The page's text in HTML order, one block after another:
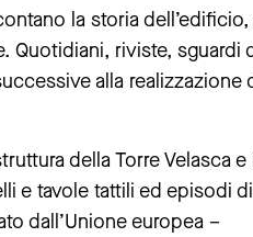
la storia
Quotidiani, riviste, sguardi
alla realizzazione
della Torre Velasca e
e tavole tattili ed episodi di
dall’Unione europea –